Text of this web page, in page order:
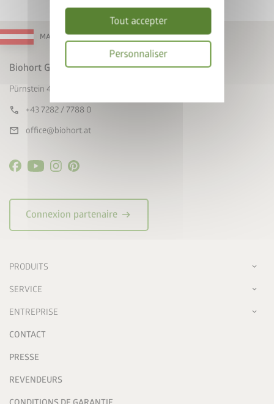
Tout accepter
Personnaliser
confidentialité
MADE IN AUSTRIA
Biohort GmbH
Pürnstein 43, A-4120 Neufelden
call +43 7282 / 7788 0
mail office@biohort.at
Connexion partenaire arrow_right_alt
PRODUITS
SERVICE
ENTREPRISE
CONTACT
PRESSE
REVENDEURS
Je déclare accepter lesDispositions en
matière de confidentialité
Par la présente, j'accepte les
de participation au concours.
Envoyer